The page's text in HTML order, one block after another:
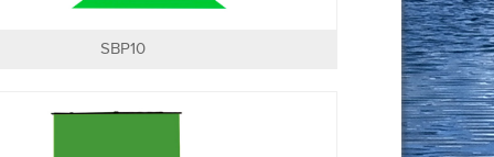
SBP10